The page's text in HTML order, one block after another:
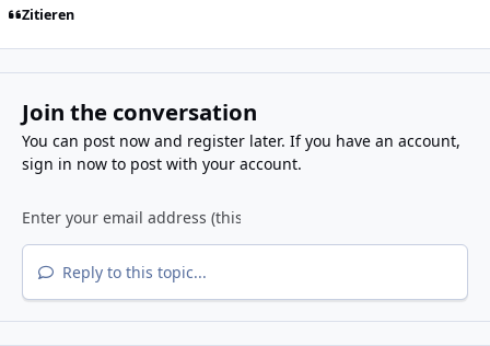
Zitieren
Join the conversation
You can post now and register later. If you have an account,
sign in nowto post with your account.
Reply to this topic...